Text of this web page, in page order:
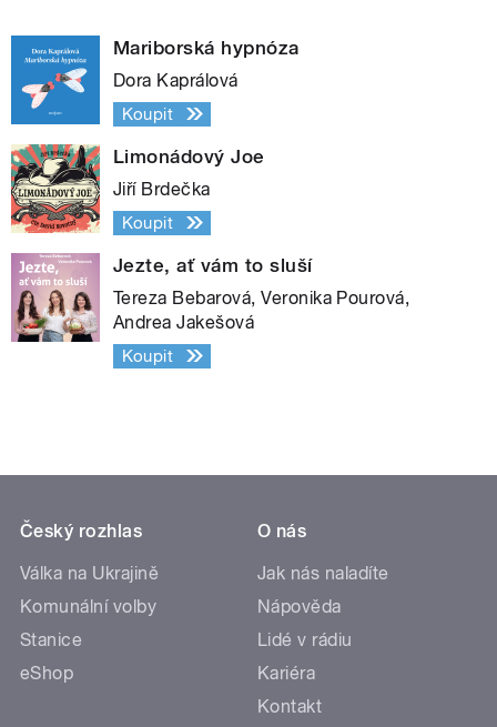
Mariborská hypnóza
Dora Kaprálová
Koupit
Limonádový Joe
Jiří Brdečka
Koupit
Jezte, ať vám to sluší
Tereza Bebarová, Veronika Pourová,
Andrea Jakešová
Koupit
Český rozhlas
Válka na Ukrajině
Komunální volby
Stanice
eShop
O nás
Jak nás naladíte
Nápověda
Lidé v rádiu
Kariéra
Kontakt